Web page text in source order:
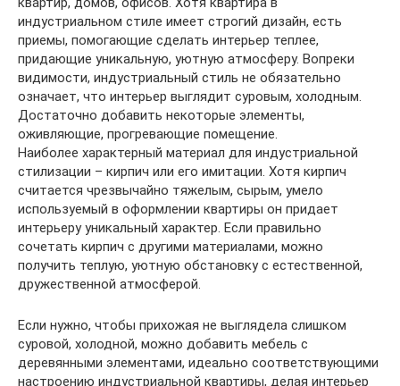
индустриальном стиле имеет строгий дизайн, есть
приемы, помогающие сделать интерьер теплее,
придающие уникальную, уютную атмосферу. Вопреки
видимости, индустриальный стиль не обязательно
означает, что интерьер выглядит суровым, холодным.
Достаточно добавить некоторые элементы,
оживляющие, прогревающие помещение.
Наиболее характерный материал для индустриальной
стилизации – кирпич или его имитации. Хотя кирпич
считается чрезвычайно тяжелым, сырым, умело
используемый в оформлении квартиры он придает
интерьеру уникальный характер. Если правильно
сочетать кирпич с другими материалами, можно
получить теплую, уютную обстановку с естественной,
дружественной атмосферой.
Если нужно, чтобы прихожая не выглядела слишком
суровой, холодной, можно добавить мебель с
деревянными элементами, идеально соответствующими
настроению индустриальной квартиры, делая интерьер